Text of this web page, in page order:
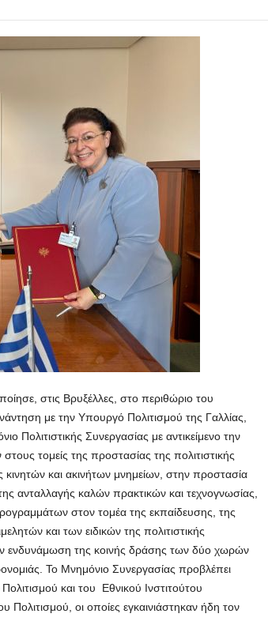
στις Βρυξέλλες, στο περιθώριο του
με την Υπουργό Πολιτισμού της Γαλλίας,
Συνεργασίας με αντικείμενο την
τομείς της προστασίας της πολιτιστικής
και ακινήτων μνημείων, στην προστασία
ανταλλαγής καλών πρακτικών και τεχνογνωσίας,
στον τομέα της εκπαίδευσης, της
και των ειδικών της πολιτιστικής
ενδυνάμωση της κοινής δράσης των δύο χωρών
Το Μνημόνιο Συνεργασίας προβλέπει
και του Εθνικού Ινστιτούτου
Πολιτισμού, οι οποίες εγκαινιάστηκαν ήδη τον